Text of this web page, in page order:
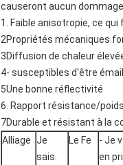
causeront aucun
1. Faible anisotropie, ce
2Propriétés mécaniques
3Diffusion de chaleur
4- susceptibles d'être
5Une bonne réflectivité
6. Rapport résistance/
7Durable et résistant à la
Alliage Je
sais.
Le Fe
- Je
en